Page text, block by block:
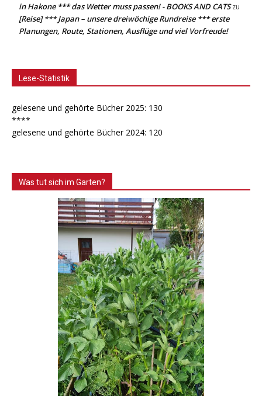
in Hakone *** das Wetter muss passen! - BOOKS AND CATSzu
[Reise] *** Japan – unsere dreiwöchige Rundreise *** erste
Planungen, Route, Stationen, Ausflüge und viel Vorfreude!
Lese-Statistik
gelesene und gehörte Bücher 2025: 130
****
gelesene und gehörte Bücher 2024: 120
Was tut sich im Garten?